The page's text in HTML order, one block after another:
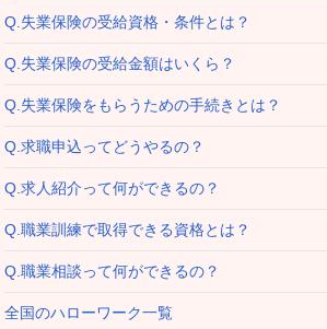
Q.失業保険の受給資格・条件とは？
Q.失業保険の受給金額はいくら？
Q.失業保険をもらうための手続きとは？
Q.求職申込ってどうやるの？
Q.求人紹介って何ができるの？
Q.職業訓練で取得できる資格とは？
Q.職業相談って何ができるの？
全国のハローワーク一覧